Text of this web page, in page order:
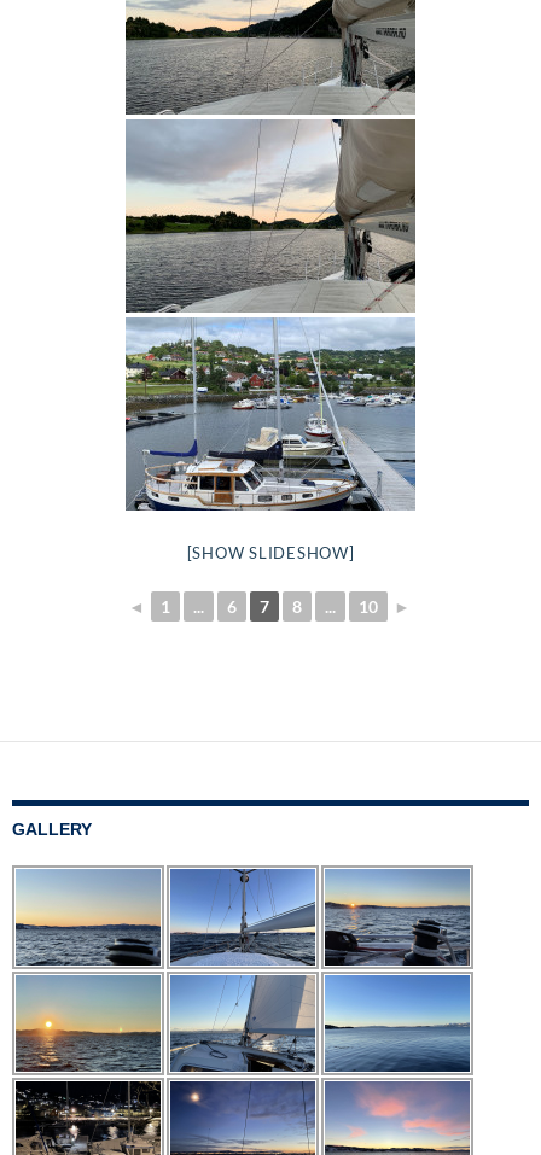
[SHOW SLIDESHOW]
◄ 1 ... 6 7 8 ... 10 ►
GALLERY